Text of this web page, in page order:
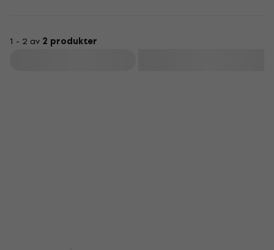
1 - 2 av 2 produkter